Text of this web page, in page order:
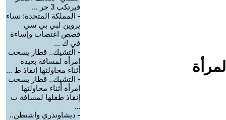
فيرتكب 3 جر ...
- المملكة المتحدة: نساء
يروين لبي بي سي
قصص اغتصاب وإساءة
في ك ...
- التشيك.. قطار يسحب
امرأة لمسافة بعيدة
أثناء محاولتها إنقاذ ط ...
- التشيك.. قطار يسحب
امرأة أثناء محاولتها
إنقاذ طفلها لمسافة ب
...
- ديشاوندري واشنطن..